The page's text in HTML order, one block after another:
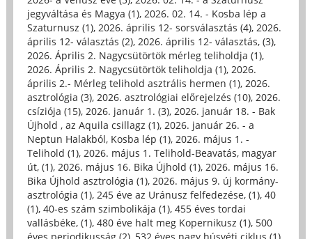
jegyváltása és Magya (1), 2026. 02. 14. - Kosba lép a
Szaturnusz (1), 2026. április 12- sorsválasztás (4), 2026.
április 12- választás (2), 2026. április 12- választás, (3),
2026. Április 2. Nagycsütörtök mérleg teliholdja (1),
2026. Április 2. Nagycsütörtök teliholdja (1), 2026.
április 2.- Mérleg telihold asztrális hermen (1), 2026.
asztrológia (3), 2026. asztrológiai előrejelzés (10), 2026.
csíziója (15), 2026. január 1. (3), 2026. január 18. - Bak
Újhold , az Aquila csillagz (1), 2026. január 26. - a
Neptun Halakból, Kosba lép (1), 2026. május 1. -
Telihold (1), 2026. május 1. Telihold-Beavatás, magyar
út, (1), 2026. május 16. Bika Újhold (1), 2026. május 16.
Bika Újhold asztrológia (1), 2026. május 9. új kormány-
asztrológia (1), 245 éve az Uránusz felfedezése, (1), 40
(1), 40-es szám szimbolikája (1), 455 éves tordai
vallásbéke, (1), 480 éve halt meg Kopernikusz (1), 500